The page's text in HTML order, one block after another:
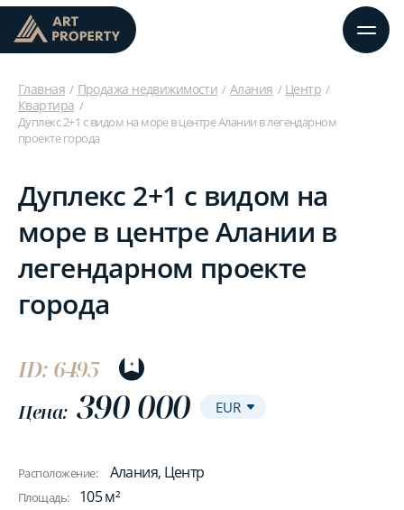
Главная Продажа недвижимости Алания
Центр
Квартира
Дуплекс 2+1 с видом на море в центре Алании в легендарном
проекте города
Дуплекс 2+1 с видом на
море в центре Алании в
легендарном проекте
города
ID: 6495
Цена: 390 000
Расположение: Алания, Центр
Площадь: 105 м²